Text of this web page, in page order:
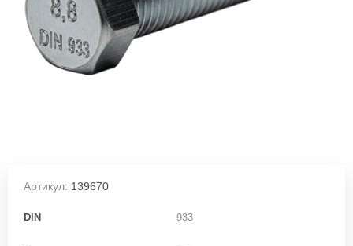
Артикул: 139670
DIN 933